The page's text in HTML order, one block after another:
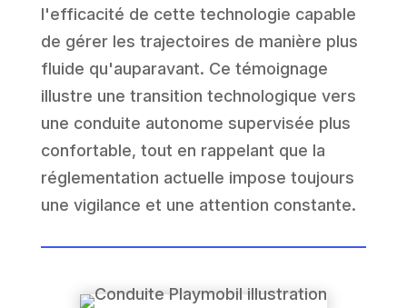
l'efficacité de cette technologie capable
de gérer les trajectoires de manière plus
fluide qu'auparavant. Ce témoignage
illustre une transition technologique vers
une conduite autonome supervisée plus
confortable, tout en rappelant que la
réglementation actuelle impose toujours
une vigilance et une attention constante.